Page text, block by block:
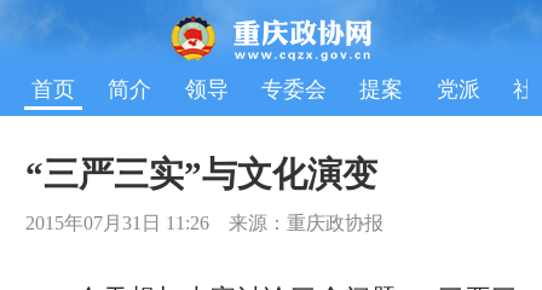
首页 简介 领导 专委会 提案 党派 社
“三严三实”与文化演变
2015年07月31日 11:26 来源：重庆政协报